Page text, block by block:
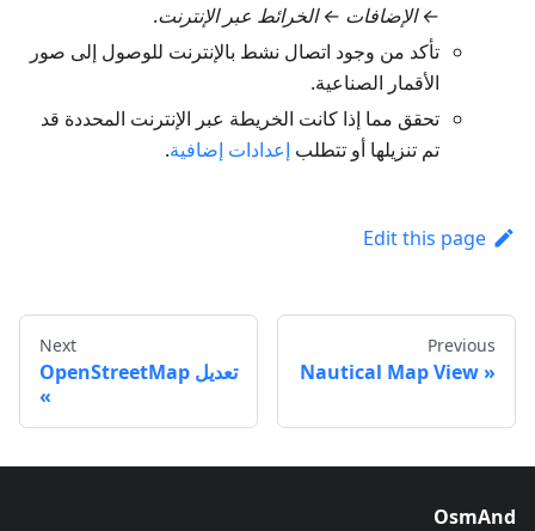
← الإضافات ← الخرائط عبر الإنترنت.
تأكد من وجود اتصال نشط بالإنترنت للوصول إلى صور
الأقمار الصناعية.
تحقق مما إذا كانت الخريطة عبر الإنترنت المحددة قد
تم تنزيلها أو تتطلب إعدادات إضافية.
Edit this page
Previous
Nautical Map View
Next
تعديل OpenStreetMap
OsmAnd